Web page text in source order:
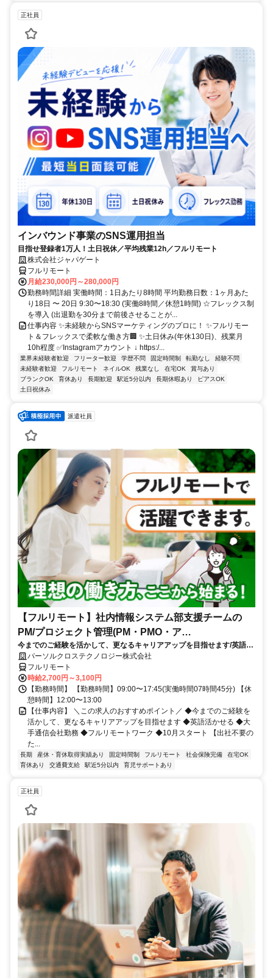
正社員
インバウンド事業のSNS運用担当
目指せ登録者1万人！土日祝休／平均残業12h／フルリモート
株式会社ジャパゲート
フルリモート
月給230,000円～280,000円
勤務時間詳細 実働時間：1日あたり8時間 平均勤務日数：1ヶ月あた
り18日 〜 20日 9:30〜18:30 (実働8時間／休憩1時間) ☆フレックス制
を導入 (出退勤を30分まで前後させることが...
仕事内容 ✨未経験からSNSマーケティングのプロに！ ✨フルリモー
ト＆フレックスで柔軟な働き方🏢 ✨土日休み(年休130日)、残業月
10h程度 ✅Instagramアカウント ↓ https:/...
業界未経験者歓迎 フリーター歓迎 学歴不問 固定時間制 転勤なし
経験不問
未経験者歓迎
フルリモート ネイルOK 残業なし 在宅OK
賞与あり
ブランクOK
育休あり 長期歓迎 駅近5分以内 長期休暇あり
ピアスOK
土日祝休み
派遣社員
【フルリモート】社内情報システム部支援チームの
PM/プロジェクト管理(PM・PMO・ア
シ)_N260774362
今までのご経験を活かして、更なるキャリアアップを目指せます/英語活
かせる/大手通信会社勤務/フルリモートワーク/10月スタート
パーソルクロステクノロジー株式会社
フルリモート
時給2,700円～3,100円
【勤務時間】 【勤務時間】09:00〜17:45(実働時間07時間45分) 【休
憩時間】12:00〜13:00
【仕事内容】 ＼この求人のおすすめポイント／ ◆今までのご経験を
活かして、更なるキャリアアップを目指せます ◆英語活かせる ◆大
手通信会社勤務 ◆フルリモートワーク ◆10月スタート 【出社不要の
た...
長期 産休・育休取得実績あり 固定時間制 フルリモート 社会保険完備
在宅OK
育休あり
交通費支給 駅近5分以内 育児サポートあり
正社員